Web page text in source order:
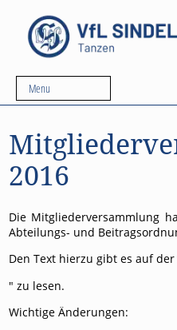
Menu
2016
Die Mitgliederversammlung
Abteilungs- und
Den Text hierzu gibt es auf der
" zu lesen.
Wichtige Änderungen: